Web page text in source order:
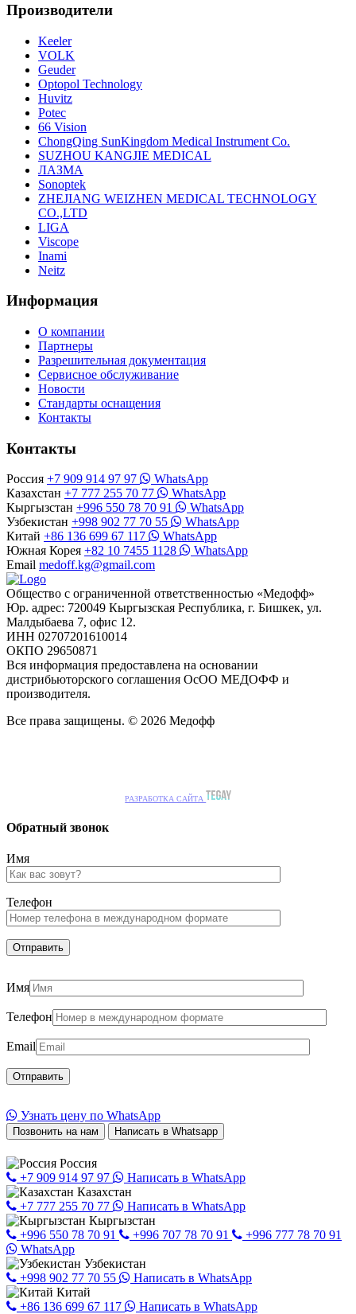
Производители
Keeler
VOLK
Geuder
Optopol Technology
Huvitz
Potec
66 Vision
ChongQing SunKingdom Medical Instrument Co.
SUZHOU KANGJIE MEDICAL
ЛАЗМА
Sonoptek
ZHEJIANG WEIZHEN MEDICAL TECHNOLOGY
CO.,LTD
LIGA
Viscope
Inami
Neitz
Информация
О компании
Партнеры
Разрешительная документация
Сервисное обслуживание
Новости
Стандарты оснащения
Контакты
Контакты
Россия +7 909 914 97 97
WhatsApp
Казахстан +7 777 255 70 77
WhatsApp
Кыргызстан +996 550 78 70 91
WhatsApp
Узбекистан +998 902 77 70 55
WhatsApp
Китай +86 136 699 67 117
WhatsApp
Южная Корея +82 10 7455 1128
WhatsApp
Email medoff.kg@gmail.com
Общество с ограниченной ответственностью «Медофф»
Юр. адрес: 720049 Кыргызская Республика, г. Бишкек, ул.
Малдыбаева 7, офис 12.
ИНН 02707201610014
ОКПО 29650871
Вся информация предоставлена на основании
дистрибьюторского соглашения ОсОО МЕДОФФ и
производителя.
Все права защищены. © 2026 Медофф
РАЗРАБОТКА САЙТА
Обратный звонок
Имя
Телефон
Имя
Телефон
Email
Узнать цену по WhatsApp
Позвонить на нам Написать в Whatsapp
Россия
+7 909 914 97 97
Написать в WhatsApp
Казахстан
+7 777 255 70 77
Написать в WhatsApp
Кыргызстан
+996 550 78 70 91
+996 707 78 70 91
+996 777 78 70 91
WhatsApp
Узбекистан
+998 902 77 70 55
Написать в WhatsApp
Китай
+86 136 699 67 117
Написать в WhatsApp